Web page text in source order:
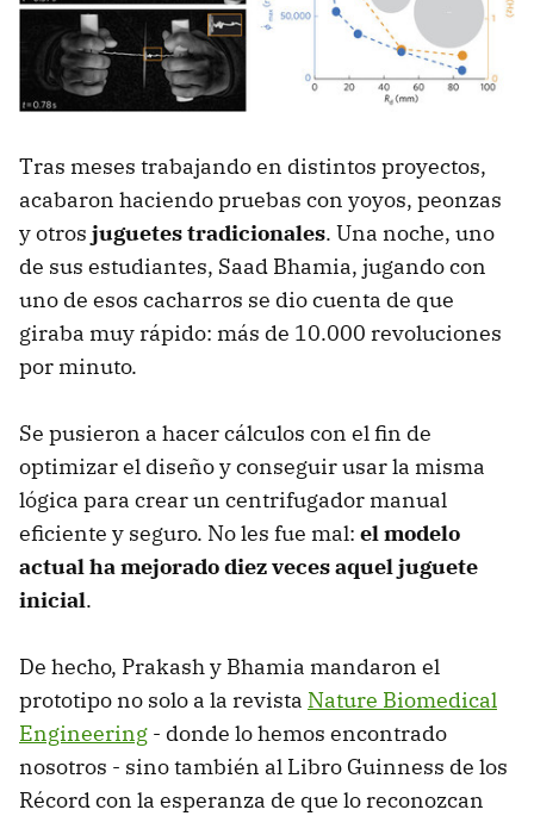
Tras meses trabajando en distintos proyectos,
acabaron haciendo pruebas con yoyos, peonzas
y otros juguetes tradicionales. Una noche, uno
de sus estudiantes, Saad Bhamia, jugando con
uno de esos cacharros se dio cuenta de que
giraba muy rápido: más de 10.000 revoluciones
por minuto.
Se pusieron a hacer cálculos con el fin de
optimizar el diseño y conseguir usar la misma
lógica para crear un centrifugador manual
eficiente y seguro. No les fue mal: el modelo
actual ha mejorado diez veces aquel juguete
inicial.
De hecho, Prakash y Bhamia mandaron el
prototipo no solo a la revista Nature Biomedical
Engineering - donde lo hemos encontrado
nosotros - sino también al Libro Guinness de los
Récord con la esperanza de que lo reconozcan